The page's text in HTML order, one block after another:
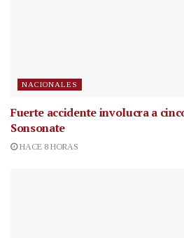
NACIONALES
Fuerte accidente involucra a
Sonsonate
HACE 8 HORAS